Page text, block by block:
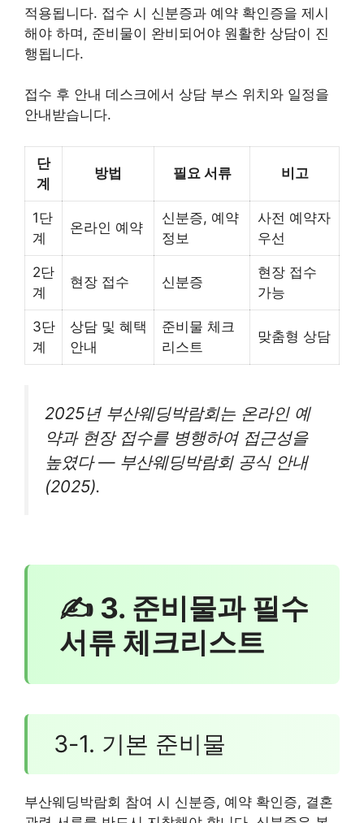
적용됩니다. 접수 시 신분증과 예약 확인증을 제시
해야 하며, 준비물이 완비되어야 원활한 상담이 진
행됩니다.
접수 후 안내 데스크에서 상담 부스 위치와 일정을
안내받습니다.
단
계
방법 필요 서류 비고
1단
계
온라인 예약
신분증, 예약
정보
사전 예약자
우선
2단
계
현장 접수 신분증
현장 접수
가능
3단
계
상담 및 혜택
안내
준비물 체크
리스트
맞춤형 상담
2025년 부산웨딩박람회는 온라인 예
약과 현장 접수를 병행하여 접근성을
높였다 — 부산웨딩박람회 공식 안내
(2025).
✍ 3. 준비물과 필수
서류 체크리스트
3-1. 기본 준비물
부산웨딩박람회 참여 시 신분증, 예약 확인증, 결혼